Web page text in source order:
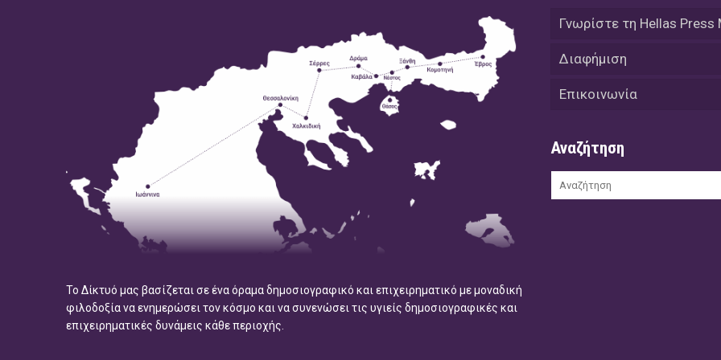
Το Δίκτυό μας βασίζεται σε ένα όραμα δημοσιογραφικό και επιχειρηματικό με μοναδική
φιλοδοξία να ενημερώσει τον κόσμο και να συνενώσει τις υγιείς δημοσιογραφικές και
επιχειρηματικές δυνάμεις κάθε περιοχής.
Γνωρίστε τη Hellas Press
Διαφήμιση
Επικοινωνία
Αναζήτηση